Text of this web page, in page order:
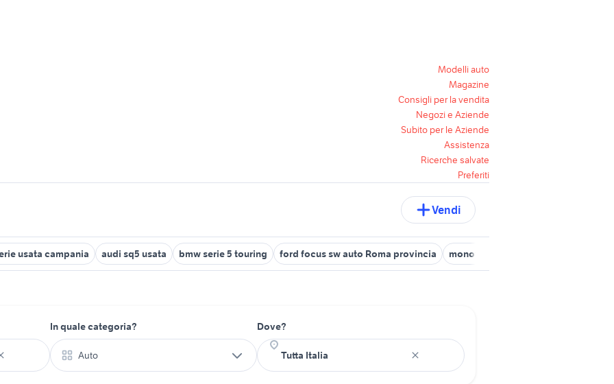
Modelli auto
Magazine
Consigli per la vendita
Negozi e Aziende
Subito per le Aziende
Assistenza
Ricerche salvate
Preferiti
Vendi
usata campania audi sq5 usata bmw serie 5 touring ford focus sw auto Roma provincia monovolume ford
In quale categoria?
Auto
Dove?